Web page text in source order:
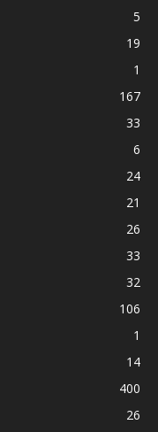
5
19
1
167
33
6
24
21
26
33
32
106
1
14
400
26